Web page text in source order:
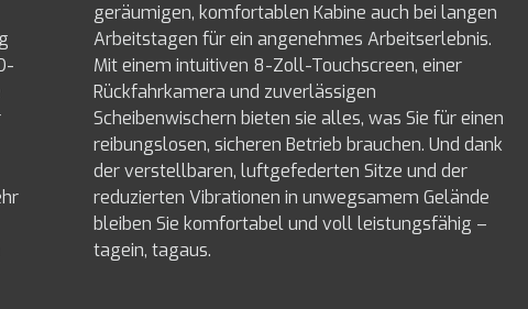
geräumigen, komfortablen Kabine auch bei langen
Arbeitstagen für ein angenehmes Arbeitserlebnis.
Mit einem intuitiven 8-Zoll-Touchscreen, einer
Rückfahrkamera und zuverlässigen
Scheibenwischern bieten sie alles, was Sie für einen
reibungslosen, sicheren Betrieb brauchen. Und dank
der verstellbaren, luftgefederten Sitze und der
reduzierten Vibrationen in unwegsamem Gelände
bleiben Sie komfortabel und voll leistungsfähig –
tagein, tagaus.